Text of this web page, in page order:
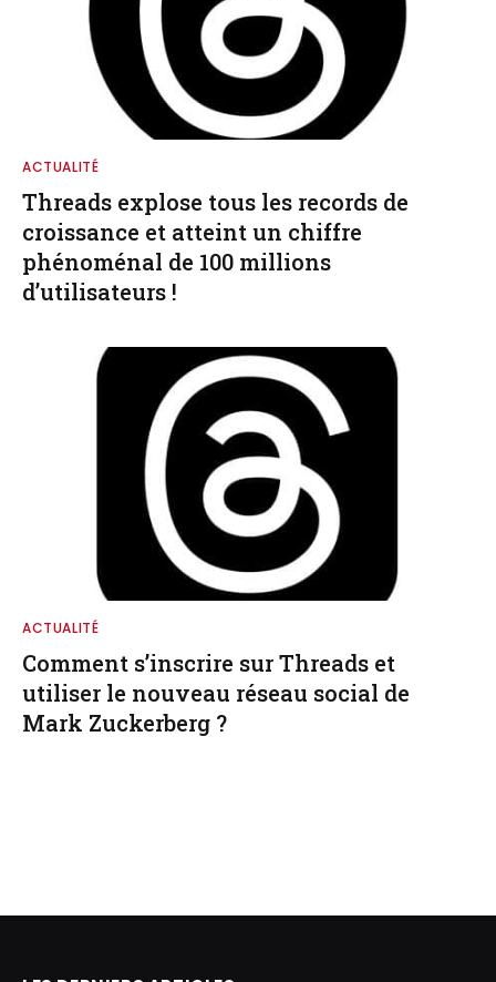
ACTUALITÉ
Threads explose tous les records de
croissance et atteint un chiffre
phénoménal de 100 millions
d’utilisateurs !
ACTUALITÉ
Comment s’inscrire sur Threads et
utiliser le nouveau réseau social de
Mark Zuckerberg ?